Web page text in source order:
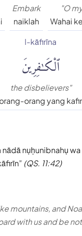
"O
Wahai
Embark
naiklah
l-kāfirīna
ٱلْكَٰفِرِينَ
the disbelievers"
orang-orang yang kafir
nụḥunibnahụ
(QS. 11:42)
mountains, and
with us and be